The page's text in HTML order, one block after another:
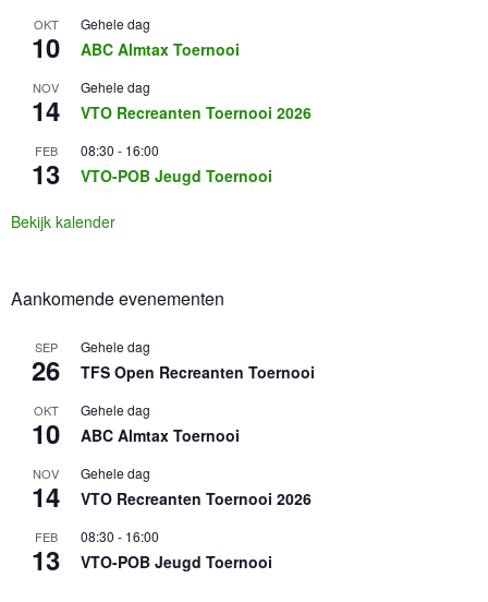
OKT
10
Gehele dag
ABC Almtax Toernooi
NOV
14
Gehele dag
VTO Recreanten Toernooi 2026
FEB
13
08:30 - 16:00
VTO-POB Jeugd Toernooi
Bekijk kalender
Aankomende evenementen
SEP
26
Gehele dag
TFS Open Recreanten Toernooi
OKT
10
Gehele dag
ABC Almtax Toernooi
NOV
14
Gehele dag
VTO Recreanten Toernooi 2026
FEB
13
08:30 - 16:00
VTO-POB Jeugd Toernooi